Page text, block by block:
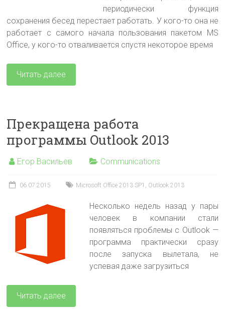
периодически функция
сохранения бесед перестает работать. У кого-то она не
работает с самого начала пользования пакетом MS
Office, у кого-то отваливается спустя некоторое время
Читать далее
Прекращена работа
программы Outlook 2013
Егор Васильев Communications
06.07.2015 Microsoft Office 2013 SP1 , Outlook 2013
Несколько недель назад у пары
человек в компании стали
появляться проблемы с Outlook —
программа практически сразу
после запуска вылетала, не
успевая даже загрузиться
Читать далее